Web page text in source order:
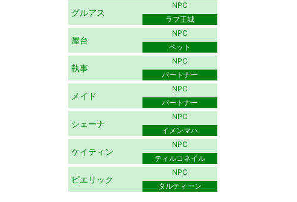
グルアス
NPC
ラフ王城
屋台
NPC
ペット
執事
NPC
パートナー
メイド
NPC
パートナー
シェーナ
NPC
イメンマハ
ケイティン
NPC
ティルコネイル
ピエリック
NPC
タルティーン